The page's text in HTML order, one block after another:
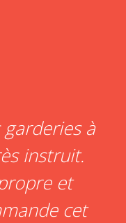
à
instruit.
et
cet